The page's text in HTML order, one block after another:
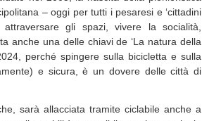
– oggi per tutti i pesaresi e ‘cittadini
gli spazi, vivere la socialità,
anche una delle chiavi de ‘La natura della
perché spingere sulla bicicletta e sulla
e sicura, è un dovere delle città di
sarà allacciata tramite ciclabile anche a